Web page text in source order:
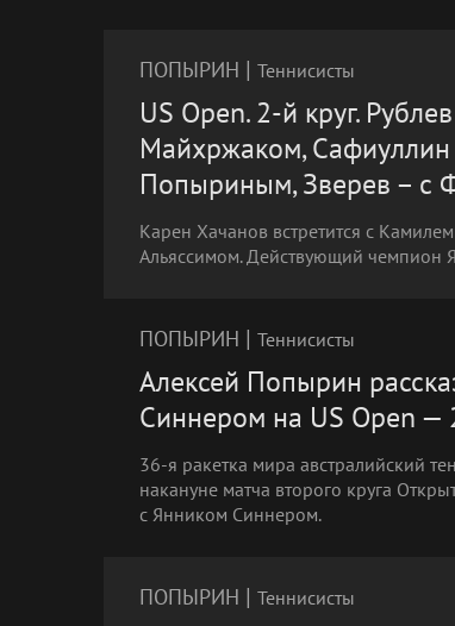
ПОПЫРИН | Теннисисты
US Open. 2-й круг.
Майхржаком,
Попыриным, Зверев – с
Карен Хачанов встретится с
Альяссимом. Действующий чемпион
ПОПЫРИН | Теннисисты
Алексей Попырин
Синнером на US Open —
36-я ракетка мира австралийский
накануне матча второго круга
с Янником Синнером.
ПОПЫРИН | Теннисисты